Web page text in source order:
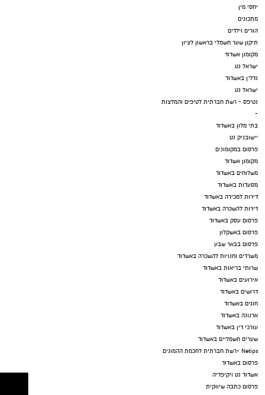
יחסי מין
מתכונים
הורים וילדים
תיקון שער חשמלי בראשון לציון
מקומון אשדוד
ישראל נט
נדל"ן באשדוד
ישראל נט
נטיפס - רשת חברתית לטיפים והמלצות
-
בתי מלון באשדוד
יישובניק נט
פרסום במקומונים
מקומון אשדוד
משלוחים באשדוד
מסעדות באשדוד
דירות למכירה באשדוד
דירות להשכרה באשדוד
פרסום עסק באשדוד
פרסום באשקלון
פרסום בבאר שבע
משרדים וחנויות להשכרה באשדוד
שרותי בריאות באשדוד
אירועים באשדוד
דרושים באשדוד
חוגים באשדוד
ארנונה באשדוד
עורכי דין באשדוד
שערים חשמליים באשדוד
Netips -רשת חברתית לחכמת ההמונים
פרסום באשדוד
אשדוד נט ויקיפדיה
פרסום כתבה שיווקית